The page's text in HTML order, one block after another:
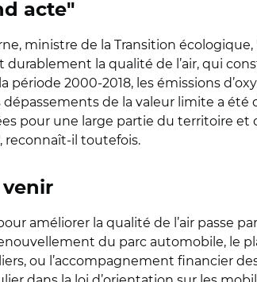
acte"
ministre de la Transition
la qualité de l’air, qui
période 2000-2018, les émissions
de la valeur limite a été
pour une large partie du territoire
reconnaît-il toutefois.
venir
améliorer la qualité de l’air passe
du parc automobile, le
ou l’accompagnement financier